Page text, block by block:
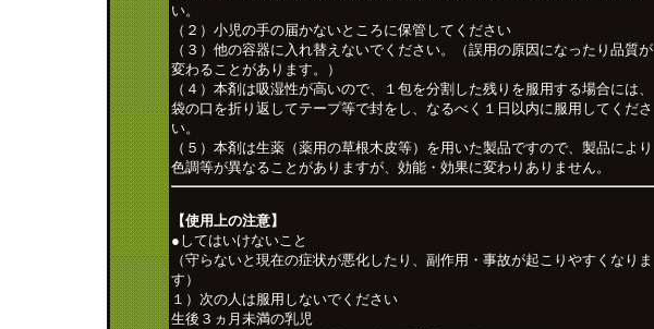
い。
（２）小児の手の届かないところに保管してください
（３）他の容器に入れ替えないでください。（誤用の原因になったり品質が
変わることがあります。）
（４）本剤は吸湿性が高いので、１包を分割した残りを服用する場合には、
袋の口を折り返してテープ等で封をし、なるべく１日以内に服用してくださ
い。
（５）本剤は生薬（薬用の草根木皮等）を用いた製品ですので、製品により
色調等が異なることがありますが、効能・効果に変わりありません。
【使用上の注意】
●してはいけないこと
（守らないと現在の症状が悪化したり、副作用・事故が起こりやすくなりま
す）
１）次の人は服用しないでください
生後３ヵ月未満の乳児